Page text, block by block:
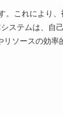
これにより
ステムは、自
ソースの効率